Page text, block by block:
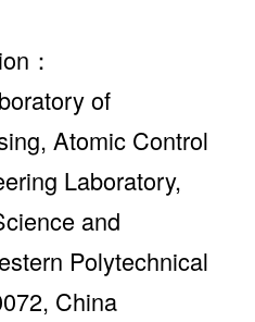
：
of
Atomic Control
Laboratory,
and
Polytechnical
China